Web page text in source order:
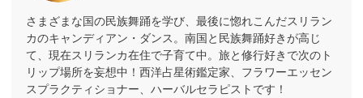
さまざまな国の民族舞踊を学び、最後に惚れこんだスリラン
カのキャンディアン・ダンス。南国と民族舞踊好きが高じ
て、現在スリランカ在住で子育て中。旅と修行好きで次のト
リップ場所を妄想中！西洋占星術鑑定家、フラワーエッセン
スプラクティショナー、ハーバルセラピストです！